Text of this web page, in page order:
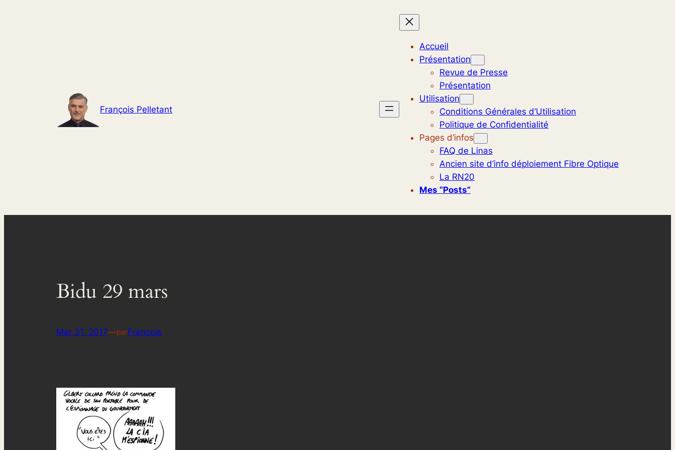
François Pelletant
Accueil
Présentation
Revue de Presse
Présentation
Utilisation
Conditions Générales d’Utilisation
Politique de Confidentialité
Pages d’infos
FAQ de Linas
Ancien site d’info déploiement Fibre Optique
La RN20
Mes “posts”
Bidu 29 mars
Mar 31, 2017—parFrancois